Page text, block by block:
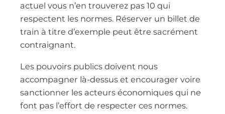
actuel vous n’en trouverez pas 10 qui
respectent les normes. Réserver un billet de
train à titre d’exemple peut être sacrément
contraignant.
Les pouvoirs publics doivent nous
accompagner là-dessus et encourager voire
sanctionner les acteurs économiques qui ne
font pas l’effort de respecter ces normes.